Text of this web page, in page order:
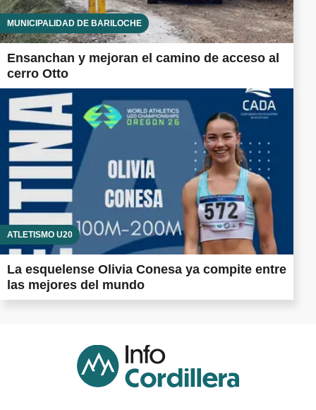
MUNICIPALIDAD DE BARILOCHE
Ensanchan y mejoran el camino de acceso al
cerro Otto
ATLETISMO U20
La esquelense Olivia Conesa ya compite entre
las mejores del mundo